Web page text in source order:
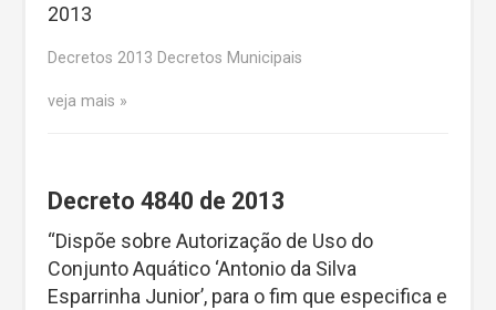
2013
Decretos 2013 Decretos Municipais
veja mais
Decreto 4840 de 2013
“Dispõe sobre Autorização de Uso do
Conjunto Aquático ‘Antonio da Silva
Esparrinha Junior’, para o fim que especifica e